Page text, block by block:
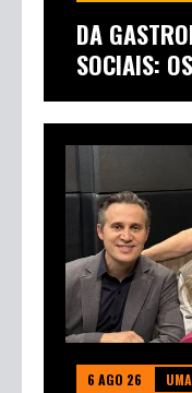
DA
SOCIAIS:
6 AGO 26